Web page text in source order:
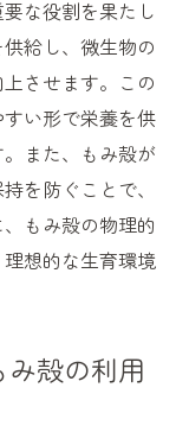
な役割を果たし
給し、微生物の
させます。この
い形で栄養を供
また、もみ殻が
を防ぐことで、
もみ殻の物理的
想的な生育環境
殻の利用